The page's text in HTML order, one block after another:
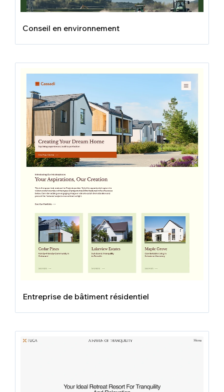
Conseil en environnement
Entreprise de bâtiment résidentiel